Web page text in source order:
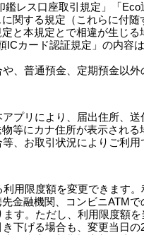
レス口座取引規定」「
関する規定（これらに付
と本規定とで相違が生じ
カード認証規定」の内容
、普通預金、定期預金以
プリにより、届出住所、
等にカナ住所が表示される
、お取引状況によりご利
用限度額を変更できます
金融機関、コンビニATMで
す。ただし、利用限度額
下げる場合も、変更当日の